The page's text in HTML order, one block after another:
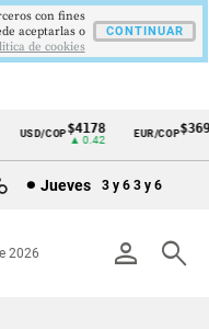
USD/COP$4178
▲ 0.42
EUR/COP$3697
Jueves 3 y 6 3 y 6
person search
2026
con fines
aceptarlas o
de cookies
CONTINUAR